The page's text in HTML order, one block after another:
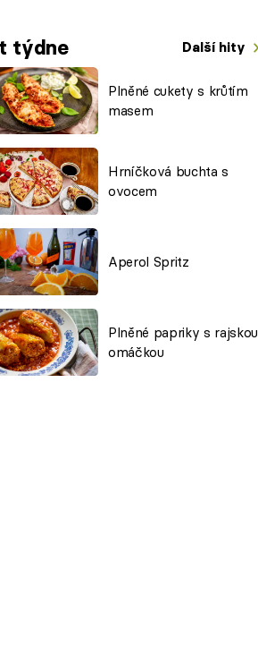
týdne Další hity
Plněné cukety s krůtím
masem
Hrníčková buchta s
ovocem
Aperol Spritz
Plněné papriky s rajskou
omáčkou